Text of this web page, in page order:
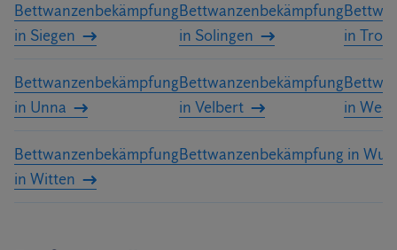
Bettwanzenbekämpfung
in Siegen
Bettwanzenbekämpfung
in Solingen
in
Bettwanzenbekämpfung
in Unna
Bettwanzenbekämpfung
in Velbert
in
Bettwanzenbekämpfung
in Witten
Bettwanzenbekämpfung in